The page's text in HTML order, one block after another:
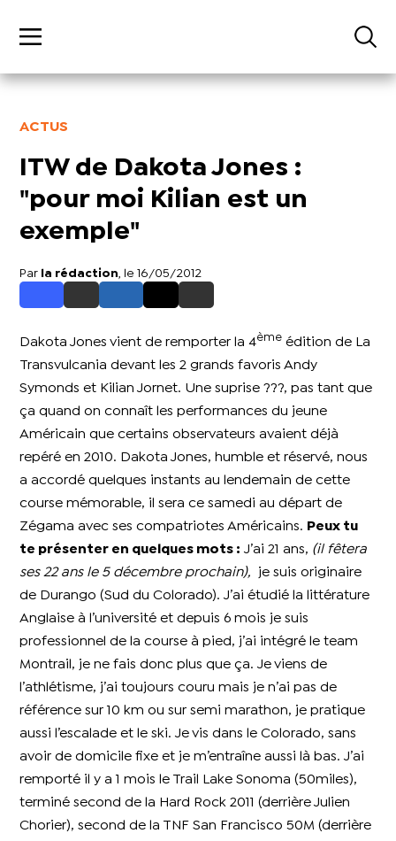
ACTUS
ITW de Dakota Jones :
"pour moi Kilian est un
exemple"
Par la rédaction , le 16/05/2012
Dakota Jones vient de remporter la 4ème édition de La
Transvulcania devant les 2 grands favoris Andy
Symonds et Kilian Jornet. Une suprise ???, pas tant que
ça quand on connaît les performances du jeune
Américain que certains observateurs avaient déjà
repéré en 2010.
Dakota Jones, humble et réservé, nous
a accordé quelques instants au lendemain de cette
course mémorable, il sera ce samedi au départ de
Zégama avec ses compatriotes Américains.
Peux tu
te présenter en quelques mots :
J’ai 21 ans, (il fêtera
ses 22 ans le 5 décembre prochain),
je suis originaire
de Durango (Sud du Colorado).
J’ai étudié la littérature
Anglaise à l’université et depuis 6 mois je suis
professionnel de la course à pied, j’ai intégré le team
Montrail, je ne fais donc plus que ça.
Je viens de
l’athlétisme, j’ai toujours couru mais je n’ai pas de
référence sur 10 km ou sur semi marathon, je pratique
aussi l’escalade et le ski.
Je vis dans le Colorado, sans
avoir de domicile fixe et je m’entraîne aussi là bas.
J’ai
remporté il y a 1 mois le Trail Lake Sonoma (50miles),
terminé second de la Hard Rock 2011 (derrière Julien
Chorier), second de la TNF San Francisco 50M (derrière